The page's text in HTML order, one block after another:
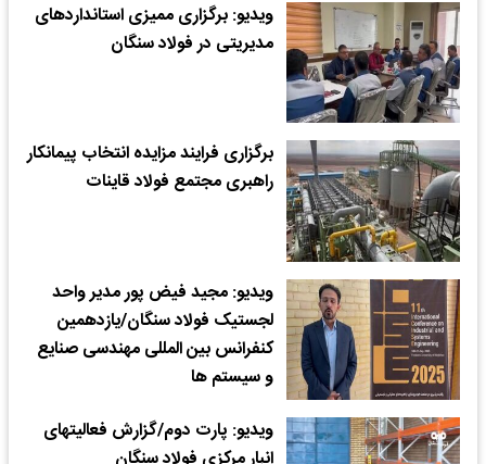
ویدیو: برگزاری ممیزی استانداردهای
مدیریتی در فولاد سنگان
برگزاری فرایند مزایده انتخاب پیمانکار
راهبری مجتمع فولاد قاینات
ویدیو: مجید فیض پور مدیر واحد
لجستیک فولاد سنگان/یازدهمین
کنفرانس بین المللی مهندسی صنایع
و سیستم ها
ویدیو: پارت دوم/گزارش فعالیتهای